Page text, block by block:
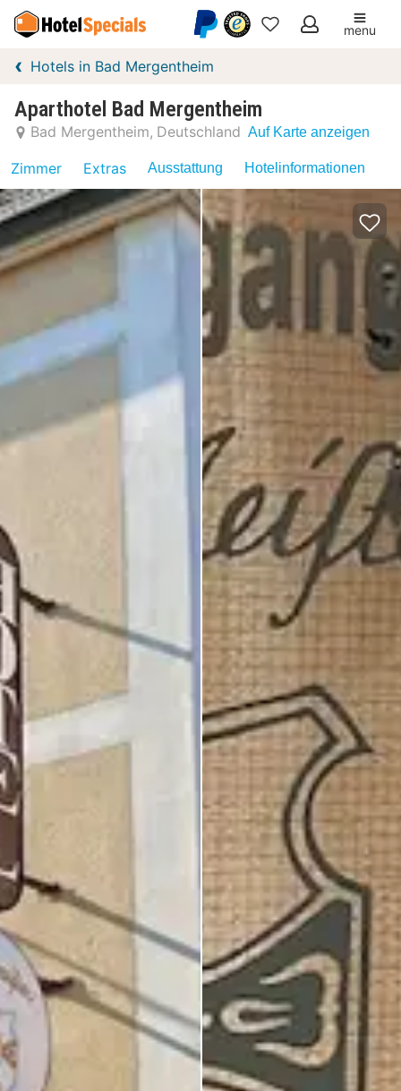
Meine
menu
Hotels in Bad Mergentheim
Aparthotel Bad Mergentheim
Bad Mergentheim Deutschland Auf Karte anzeigen
Zimmer Extras Ausstattung Hotelinformationen